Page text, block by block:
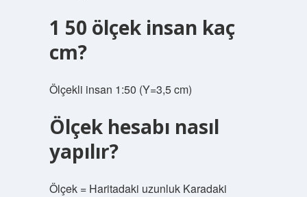
1 50 ölçek insan kaç
cm?
Ölçekli insan 1:50 (Y=3,5 cm)
Ölçek hesabı nasıl
yapılır?
Ölçek = Haritadaki uzunluk Karadaki